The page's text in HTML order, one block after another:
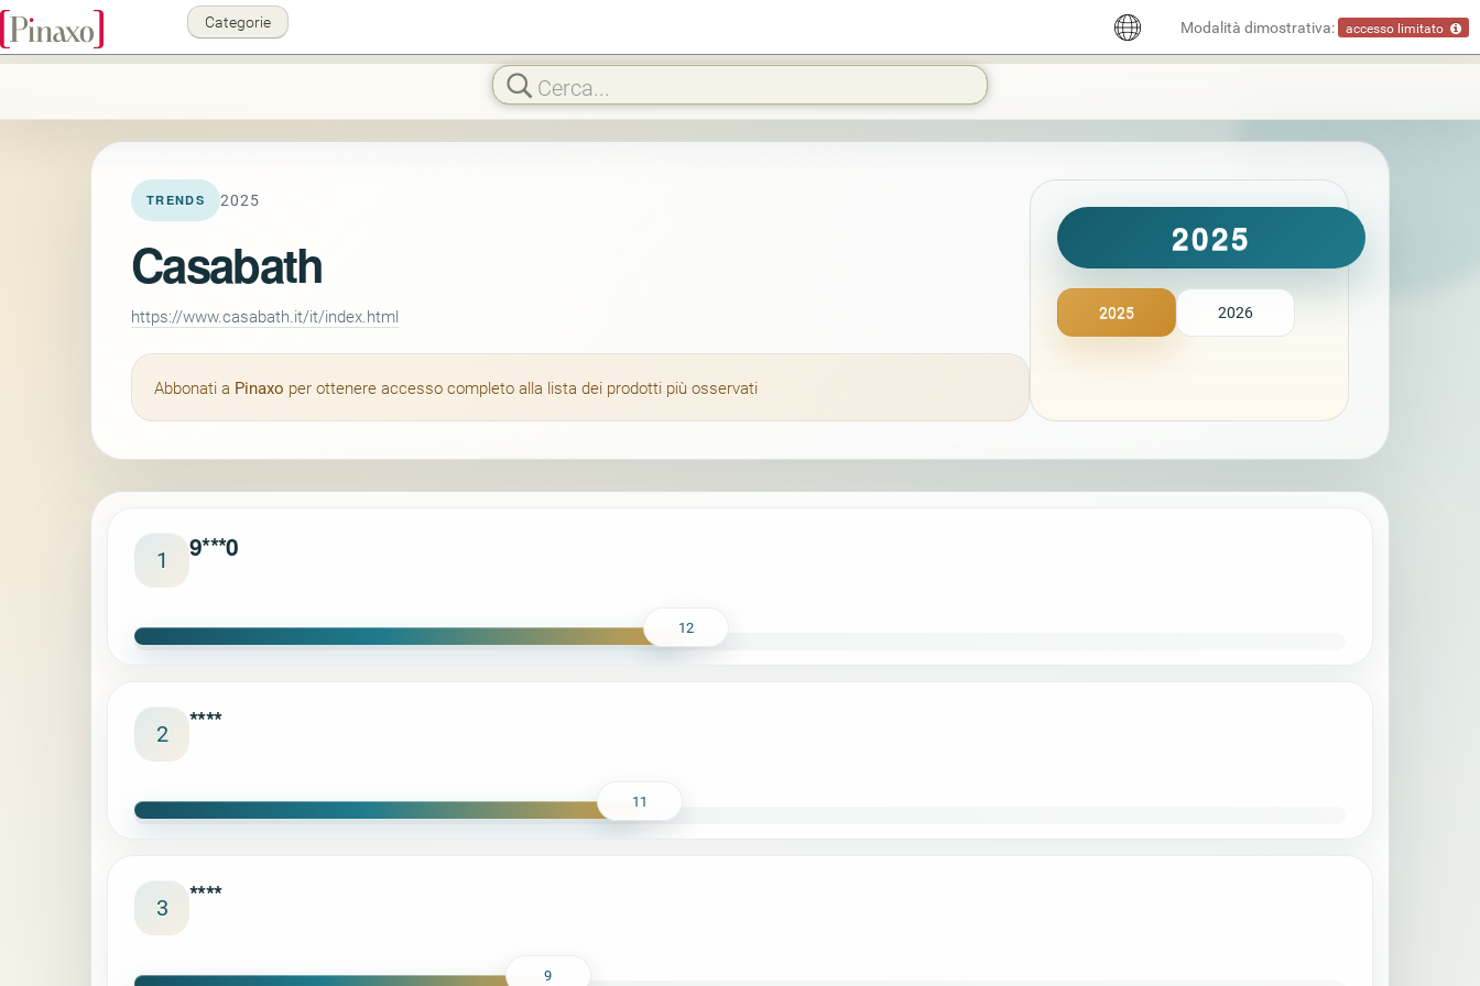
Modalità dimostrativa: accesso limitato
Categorie
TRENDS 2025
Casabath
https://www.casabath.it/it/index.html
Abbonati a Pinaxo per ottenere accesso completo alla lista dei prodotti più osservati
2025
2025 2026
1 9***0
12
2 ****
11
3 ****
9